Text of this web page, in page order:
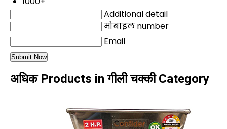
Additional detail
मोबाइल number
Email
अधिक Products in गीली चक्की Category